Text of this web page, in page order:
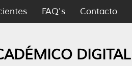
FAQ's Contacto
DIGITAL